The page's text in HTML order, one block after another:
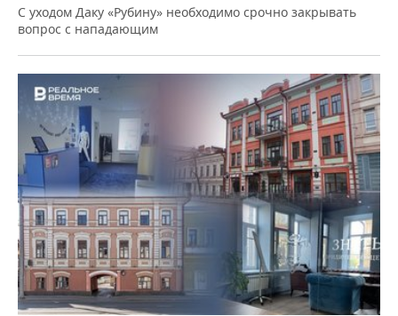
С уходом Даку «Рубину» необходимо срочно закрывать
вопрос с нападающим